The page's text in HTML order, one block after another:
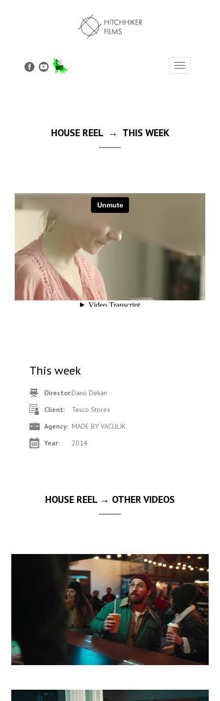
Toggle
navigation
HOUSE REEL → THIS WEEK
This week
Director:Dano Dekan
Client:
Tesco Stores
Agency: MADE BY VACULIK
Year:
2014
HOUSE REEL → OTHER VIDEOS
Vagus Street Food